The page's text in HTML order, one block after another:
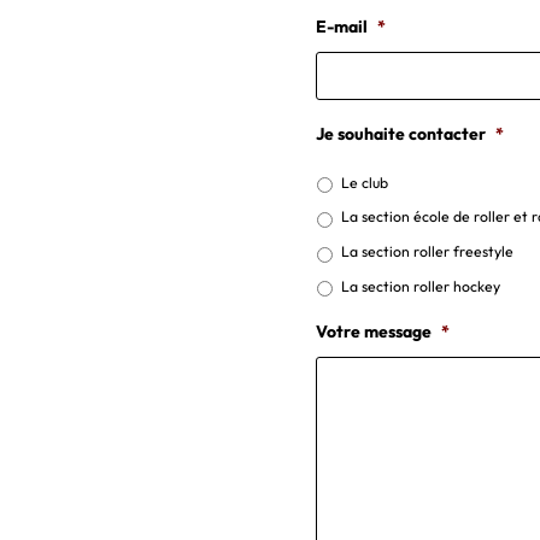
E-mail *
Je souhaite contacter *
Le club
La section école de roller et
La section roller freestyle
La section roller hockey
Votre message *